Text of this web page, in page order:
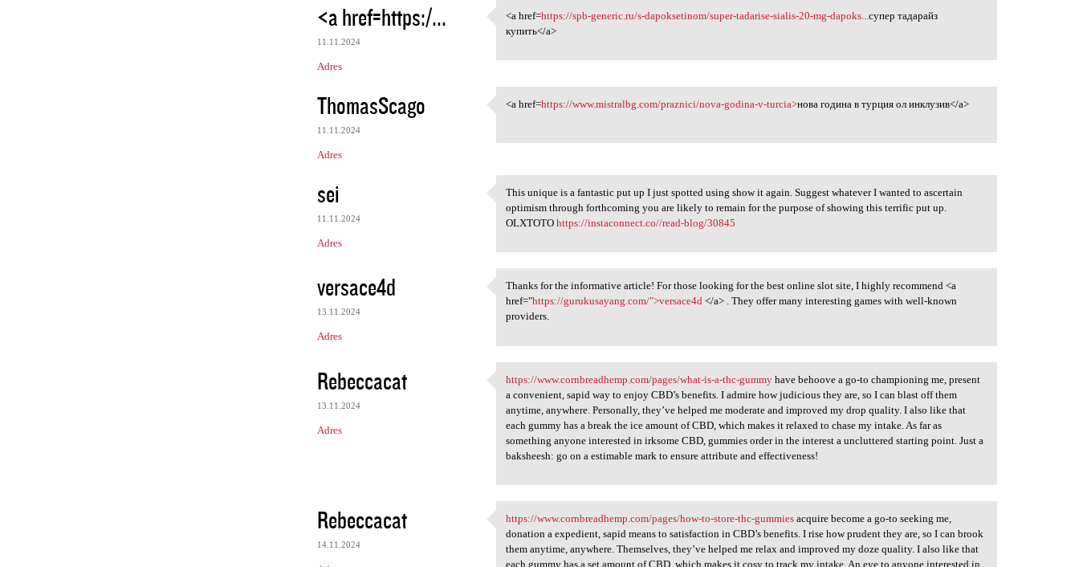
<a href=https:/...
11.11.2024
Adres
<a href=https://spb-generic
<a href=https://spb-generic.ru/s-dapoksetinom/super-tadarise-sialis-20-mg-dapoks...супер тадарайз
купить</a>
ThomasScago
11.11.2024
Adres
<a href=https://www.mistralbg
<a href=https://www.mistralbg.com/praznici/nova-godina-v-turcia>нова година в турция ол инклузив</a>
sei
11.11.2024
Adres
This unique is a fantastic
This unique is a fantastic put up I just spotted using show it again. Suggest whatever I wanted to ascertain
optimism through forthcoming you are likely to remain for the purpose of showing this terrific put up.
OLXTOTOhttps://instaconnect.co//read-blog/30845
versace4d
13.11.2024
Adres
Thanks for the informative
Thanks for the informative article! For those looking for the best online slot site, I highly recommend <a
href="https://gurukusayang.com/">versace4d </a> . They offer many interesting games with well-known
providers.
Rebeccacat
13.11.2024
Adres
https://www.cornbreadhemp.com
https://www.cornbreadhemp.com/pages/what-is-a-thc-gummy have behoove a go-to championing me, present
a convenient, sapid way to enjoy CBD’s benefits. I admire how judicious they are, so I can blast off them
anytime, anywhere. Personally, they’ve helped me moderate and improved my drop quality. I also like that
each gummy has a break the ice amount of CBD, which makes it relaxed to chase my intake. As far as
something anyone interested in irksome CBD, gummies order in the interest a uncluttered starting point. Just a
baksheesh: go on a estimable mark to ensure attribute and effectiveness!
Rebeccacat
14.11.2024
https://www.cornbreadhemp.com
https://www.cornbreadhemp.com/pages/how-to-store-thc-gummies acquire become a go-to seeking me,
donation a expedient, sapid means to satisfaction in CBD’s benefits. I rise how prudent they are, so I can brook
them anytime, anywhere. Themselves, they’ve helped me relax and improved my doze quality. I also like that
each gummy has a set amount of CBD, which makes it cosy to track my intake. An eye to anyone interested in